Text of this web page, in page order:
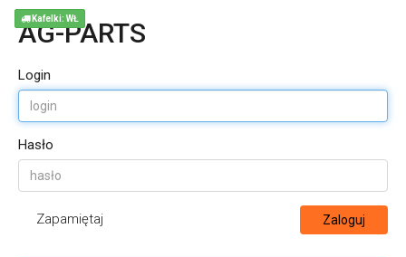
AG-PARTS
Login
Hasło
Zapamiętaj Zaloguj
Kafelki: WŁ